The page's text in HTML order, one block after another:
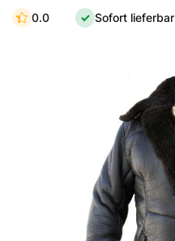
0.0 Sofort lieferbar